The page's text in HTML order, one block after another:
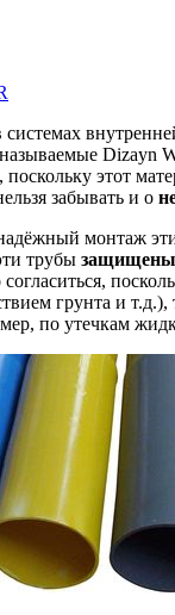
системах
Dizayn
, поскольку этот
забывать и о
монтаж
трубы защищены
грунта и
по утечкам